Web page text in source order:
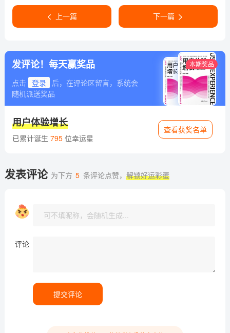
上一篇 下一篇
发评论！每天赢奖品
点击 登录
后，在评论区留言，系统会
随机派送奖品
本期奖品
用户体验增长
已累计诞生 795位幸运星
查看获奖名单
发表评论 为下方 5 条评论点赞，解锁好运彩蛋
评论
提交评论